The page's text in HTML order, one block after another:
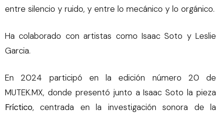
entre silencio y ruido, y entre lo mecánico y lo orgánico.
Ha colaborado con artistas como Isaac Soto y Leslie
Garcia.
En 2024 participó en la edición número 20 de
MUTEK.MX, donde presentó junto a Isaac Soto la pieza
Fríctico, centrada en la investigación sonora de la